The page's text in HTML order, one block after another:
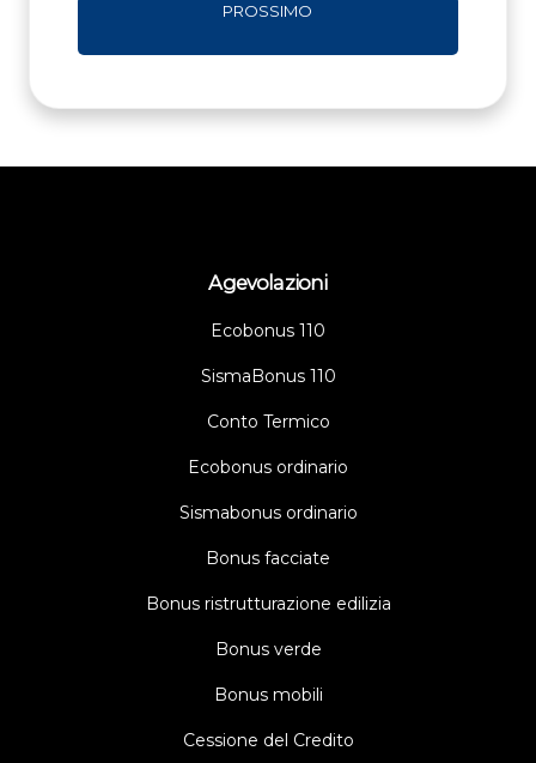
PROSSIMO
Agevolazioni
Ecobonus 110
SismaBonus 110
Conto Termico
Ecobonus ordinario
Sismabonus ordinario
Bonus facciate
Bonus ristrutturazione edilizia
Bonus verde
Bonus mobili
Cessione del Credito